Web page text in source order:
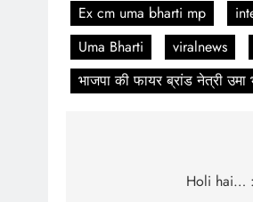
Ex cm uma bharti mp
Uma Bharti
viralnews
भाजपा की फायर ब्रांड नेत्री उमा
navigationHoli hai… :